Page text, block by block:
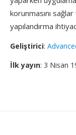
korunmasını
yapılandırma
Geliştirici:
İlk yayın: 3 Nisan